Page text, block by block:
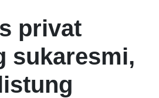
privat
sukaresmi,